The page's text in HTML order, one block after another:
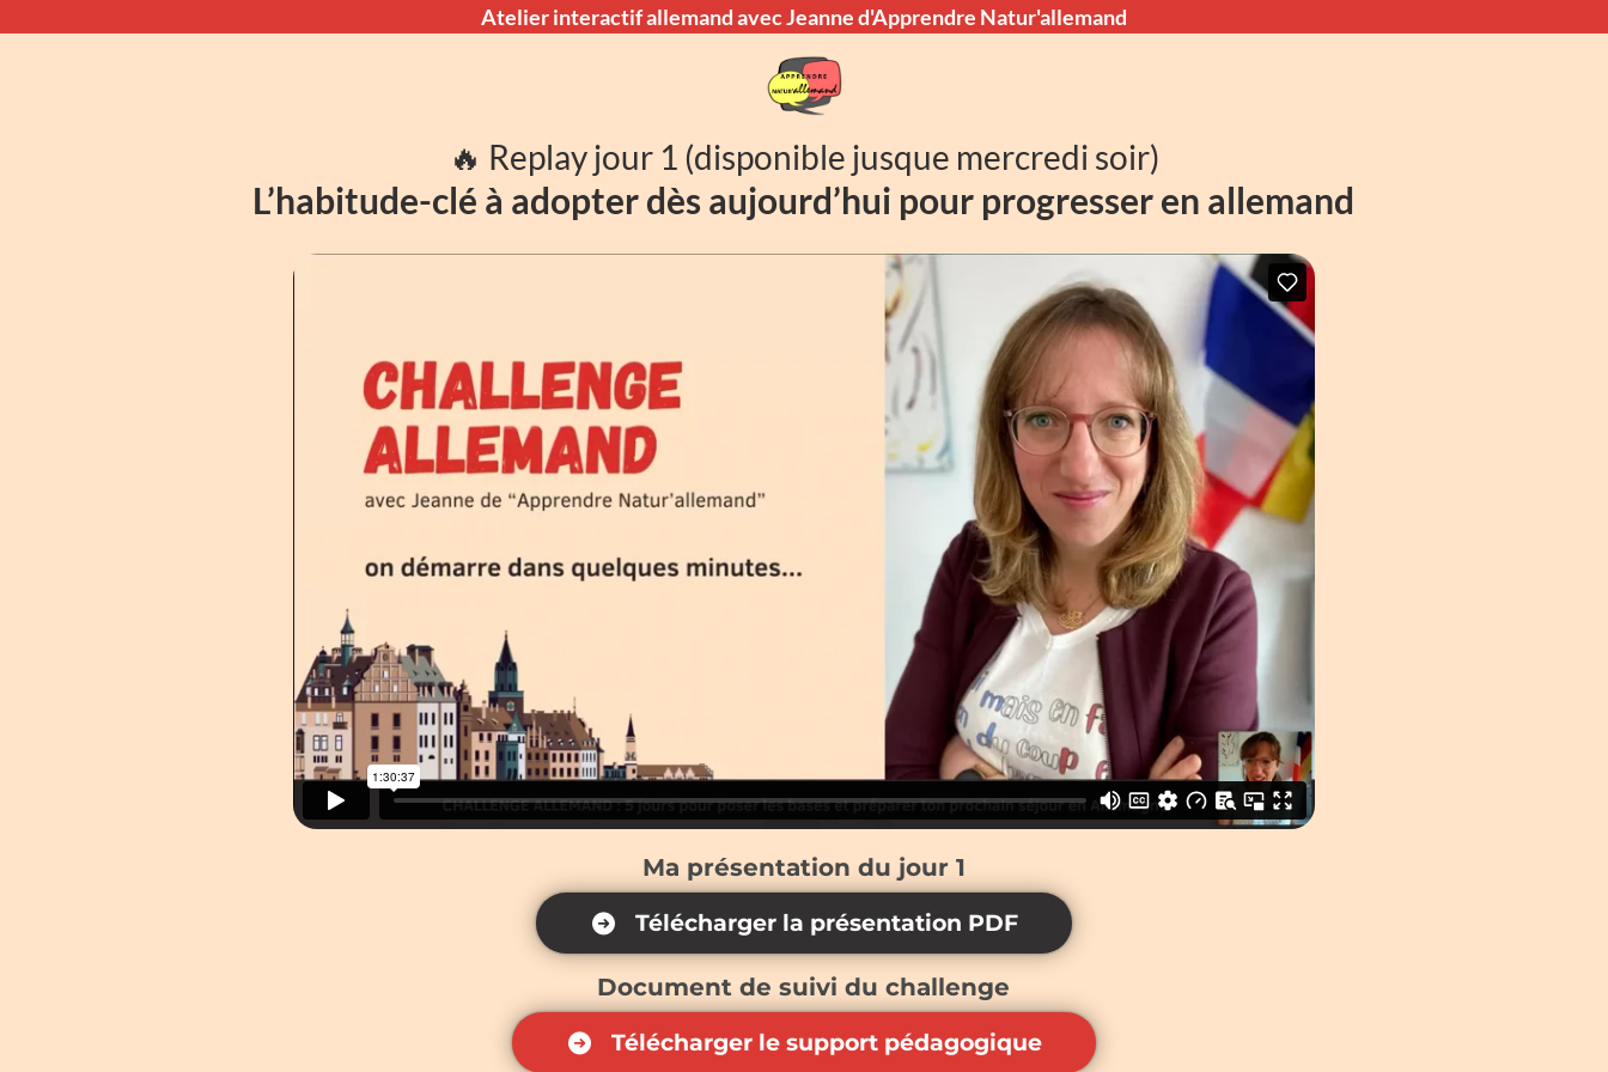
Atelier interactif allemand avec Jeanne d'Apprendre Natur'allemand
🔥 Replay jour 1 (disponible jusque mercredi soir)
L’habitude-clé à adopter dès aujourd’hui pour progresser en allemand
Ma présentation du jour 1
Télécharger la présentation PDF
Document de suivi du challenge
Télécharger le support pédagogique